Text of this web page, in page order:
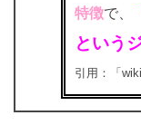
特徴で、
という
引用：「